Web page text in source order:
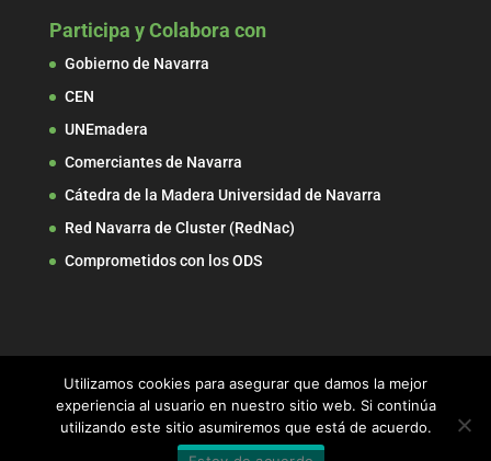
Participa y Colabora con
Gobierno de Navarra
CEN
UNEmadera
Comerciantes de Navarra
Cátedra de la Madera Universidad de Navarra
Red Navarra de Cluster (RedNac)
Comprometidos con los ODS
© 2017 ADEMAN, Asociación de Empresarios de la
Utilizamos cookies para asegurar que damos la mejor
experiencia al usuario en nuestro sitio web. Si continúa
utilizando este sitio asumiremos que está de acuerdo.